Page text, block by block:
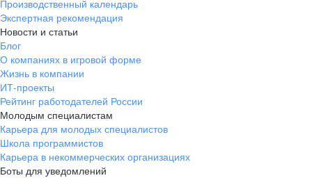
Производственный календарь
Экспертная рекомендация
Новости и статьи
Блог
О компаниях в игровой форме
Жизнь в компании
ИТ-проекты
Рейтинг работодателей России
Молодым специалистам
Карьера для молодых специалистов
Школа программистов
Карьера в некоммерческих организациях
Боты для уведомлений